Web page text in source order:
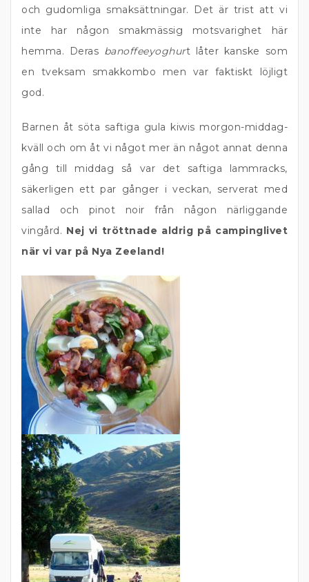
och gudomliga smaksättningar. Det är trist att vi
inte har någon smakmässig motsvarighet här
hemma. Deras banoffeeyoghurt låter kanske som
en tveksam smakkombo men var faktiskt löjligt
god.
Barnen åt söta saftiga gula kiwis morgon-middag-
kväll och om åt vi något mer än något annat denna
gång till middag så var det saftiga lammracks,
säkerligen ett par gånger i veckan, serverat med
sallad och pinot noir från någon närliggande
vingård. Nej vi tröttnade aldrig på campinglivet
när vi var på Nya Zeeland!